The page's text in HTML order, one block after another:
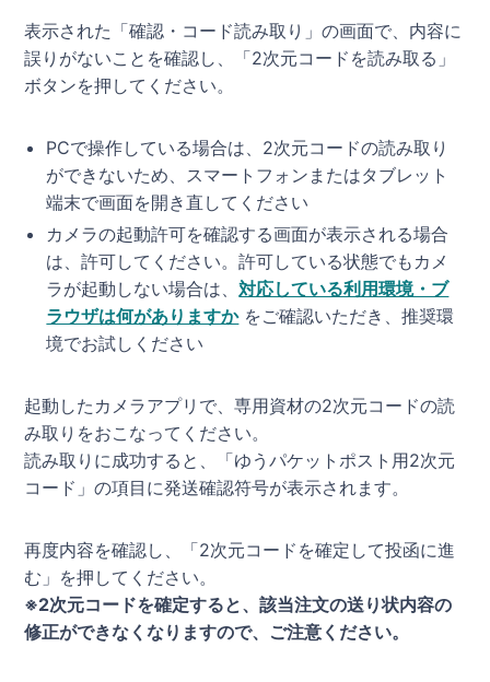
表示された「確認・コード読み取り」の画面で、内容に
誤りがないことを確認し、「2次元コードを読み取る」
ボタンを押してください。
PCで操作している場合は、2次元コードの読み取り
ができないため、スマートフォンまたはタブレット
端末で画面を開き直してください
カメラの起動許可を確認する画面が表示される場合
は、許可してください。許可している状態でもカメ
ラが起動しない場合は、対応している利用環境・ブ
ラウザは何がありますかをご確認いただき、推奨環
境でお試しください
起動したカメラアプリで、専用資材の2次元コードの読
み取りをおこなってください。
読み取りに成功すると、「ゆうパケットポスト用2次元
コード」の項目に発送確認符号が表示されます。
再度内容を確認し、「2次元コードを確定して投函に進
む」を押してください。
※2次元コードを確定すると、該当注文の送り状内容の
修正ができなくなりますので、ご注意ください。